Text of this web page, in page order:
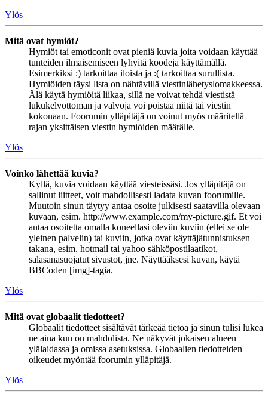
Ylös
Mitä ovat hymiöt?
Hymiöt tai emoticonit ovat pieniä kuvia joita voidaan käyttää
tunteiden ilmaisemiseen lyhyitä koodeja käyttämällä.
Esimerkiksi :) tarkoittaa iloista ja :( tarkoittaa surullista.
Hymiöiden täysi lista on nähtävillä viestinlähetyslomakkeessa.
Älä käytä hymiöitä liikaa, sillä ne voivat tehdä viestistä
lukukelvottoman ja valvoja voi poistaa niitä tai viestin
kokonaan. Foorumin ylläpitäjä on voinut myös määritellä
rajan yksittäisen viestin hymiöiden määrälle.
Ylös
Voinko lähettää kuvia?
Kyllä, kuvia voidaan käyttää viesteissäsi. Jos ylläpitäjä on
sallinut liitteet, voit mahdollisesti ladata kuvan foorumille.
Muutoin sinun täytyy antaa osoite julkisesti saatavilla olevaan
kuvaan, esim. http://www.example.com/my-picture.gif. Et voi
antaa osoitetta omalla koneellasi oleviin kuviin (ellei se ole
yleinen palvelin) tai kuviin, jotka ovat käyttäjätunnistuksen
takana, esim. hotmail tai yahoo sähköpostilaatikot,
salasanasuojatut sivustot, jne. Näyttääksesi kuvan, käytä
BBCoden [img]-tagia.
Ylös
Mitä ovat globaalit tiedotteet?
Globaalit tiedotteet sisältävät tärkeää tietoa ja sinun tulisi lukea
ne aina kun on mahdolista. Ne näkyvät jokaisen alueen
ylälaidassa ja omissa asetuksissa. Globaalien tiedotteiden
oikeudet myöntää foorumin ylläpitäjä.
Ylös